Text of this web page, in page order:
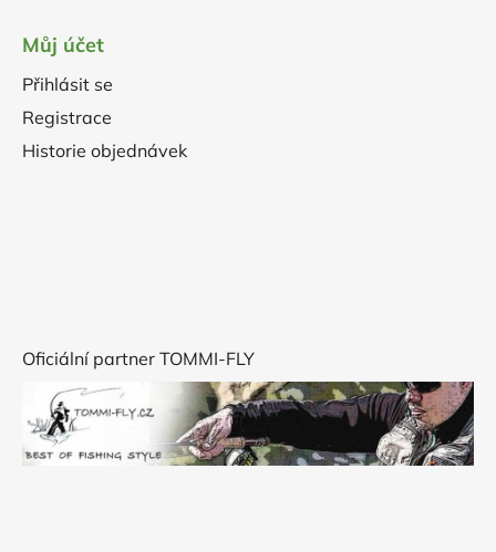
Můj účet
Přihlásit se
Registrace
Historie objednávek
Oficiální partner TOMMI-FLY